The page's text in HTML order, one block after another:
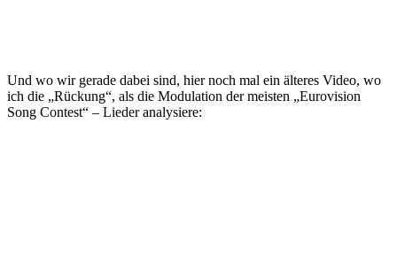
Und wo wir gerade dabei sind, hier noch mal ein älteres Video, wo
ich die „Rückung“, als die Modulation der meisten „Eurovision
Song Contest“ – Lieder analysiere: